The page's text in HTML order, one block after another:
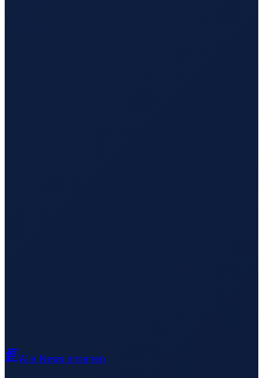
Alle News ansehen